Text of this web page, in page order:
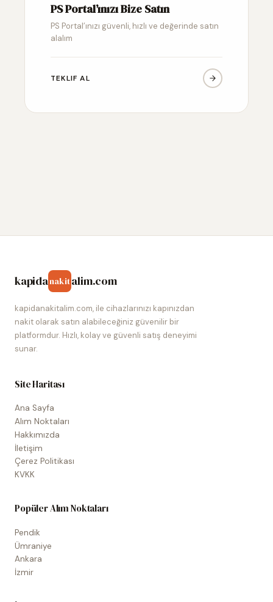
PS Portal’ınızı Bize Satın
PS Portal’ınızı güvenli, hızlı ve değerinde satın
alalım
TEKLIF AL
kapidanakitalim.com
kapidanakitalim.com, ile cihazlarınızı kapınızdan
nakit olarak satın alabileceğiniz güvenilir bir
platformdur. Hızlı, kolay ve güvenli satış deneyimi
sunar.
Site Haritası
Ana Sayfa
Alım Noktaları
Hakkımızda
İletişim
Çerez Politikası
KVKK
Popüler Alım Noktaları
Pendik
Ümraniye
Ankara
İzmir